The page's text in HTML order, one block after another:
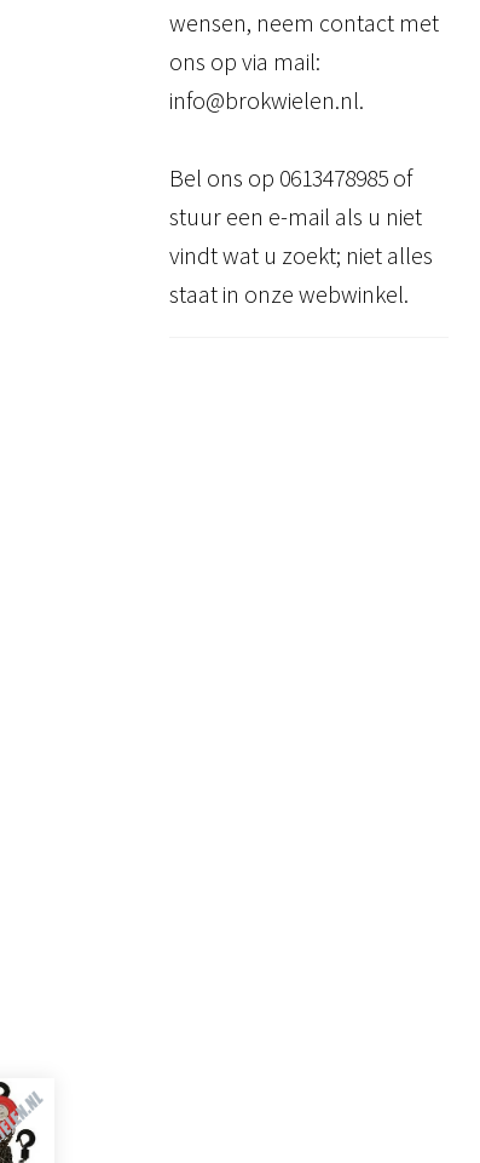
wensen, neem contact met
ons op via mail:
info@brokwielen.nl.
Bel ons op 0613478985 of
stuur een e-mail als u niet
vindt wat u zoekt; niet alles
staat in onze webwinkel.